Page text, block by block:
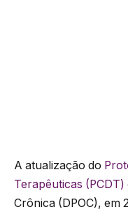
A atualização do
Terapêuticas (PCDT)
Crônica (DPOC), em